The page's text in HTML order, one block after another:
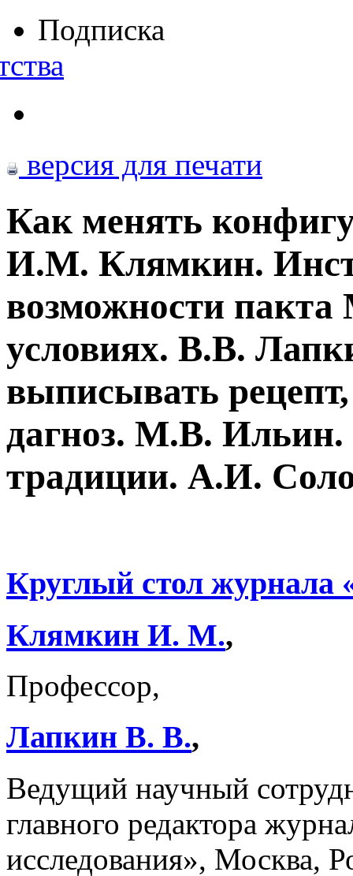
Подписка
версия для печати
Как менять
И.М. Клямкин.
возможности
условиях. В.В.
выписывать
дагноз. М.В. Ильин.
традиции. А.И.
Круглый стол
Клямкин И. М.,
Профессор,
Лапкин В. В.,
Ведущий научный
главного редактора
исследования», Москва,